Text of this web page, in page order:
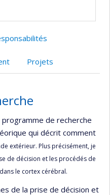
Projets
de recherche
qui décrit comment
extérieur. Plus précisément, je
de décision et les procédés de
le cortex cérébral.
de la prise de décision et